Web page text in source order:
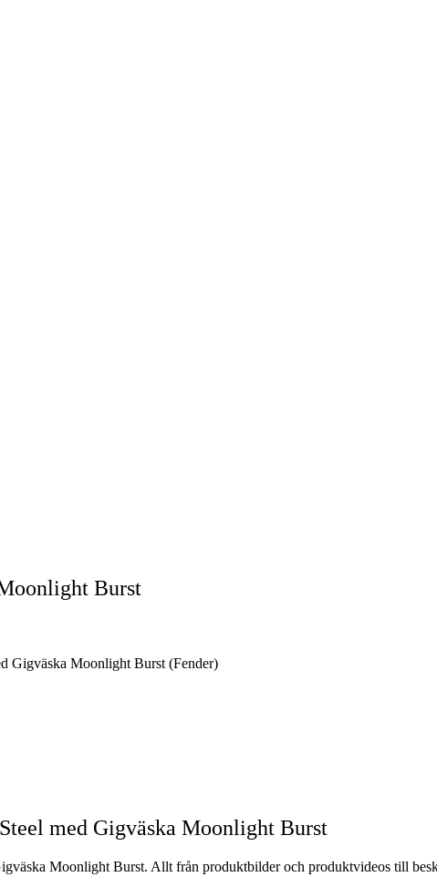
Burst
Gigväska Moonlight Burst (Fender)
med Gigväska Moonlight Burst
Moonlight Burst. Allt från produktbilder och produktvideos till